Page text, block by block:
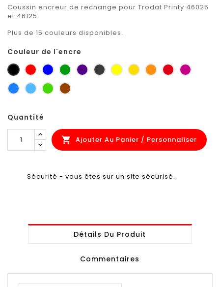
Coussin encreur de rechange pour Trodat Printy 46025
et 46125.
Plus de 15 couleurs disponibles.
Couleur de l'encre
noir rougebleuvert violetgris
petit-
jaune
zinc
jaune
sécurité
orange
foncé
rouge
carmin
Pourpre
bleu
ciel
bleu
clair
vert
jaune
brun
Quantité
 Ajouter Au Panier / Personnaliser
Sécurité - vous êtes sur un site sécurisé.
Détails Du Produit
Commentaires